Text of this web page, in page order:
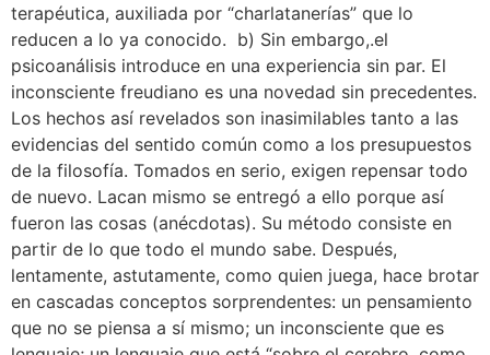
terapéutica, auxiliada por “charlatanerías” que lo
reducen a lo ya conocido. b) Sin embargo,.el
psicoanálisis introduce en una experiencia sin par. El
inconsciente freudiano es una novedad sin precedentes.
Los hechos así revelados son inasimilables tanto a las
evidencias del sentido común como a los presupuestos
de la filosofía. Tomados en serio, exigen repensar todo
de nuevo. Lacan mismo se entregó a ello porque así
fueron las cosas (anécdotas). Su método consiste en
partir de lo que todo el mundo sabe. Después,
lentamente, astutamente, como quien juega, hace brotar
en cascadas conceptos sorprendentes: un pensamiento
que no se piensa a sí mismo; un inconsciente que es